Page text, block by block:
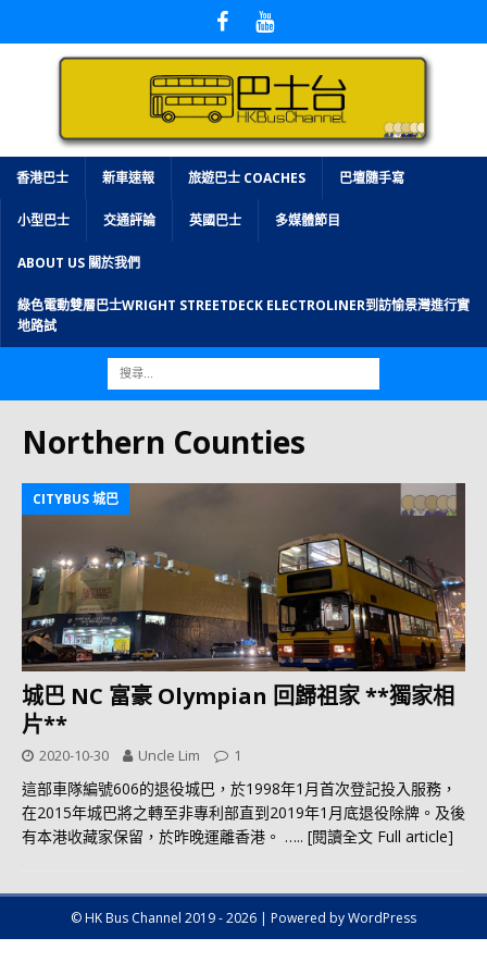
香港巴士 新車速報 旅遊巴士 COACHES 巴壇隨手寫
小型巴士 交通評論 英國巴士 多媒體節目
ABOUT US 關於我們
綠色電動雙層巴士WRIGHT STREETDECK ELECTROLINER到訪愉景灣進行實
地路試
Northern Counties
CITYBUS 城巴
城巴 NC 富豪 Olympian 回歸祖家 **獨家相
片**
2020-10-30 Uncle Lim 1
這部車隊編號606的退役城巴，於1998年1月首次登記投入服務，
在2015年城巴將之轉至非專利部直到2019年1月底退役除牌。及後
有本港收藏家保留，於昨晚運離香港。 ….. [閱讀全文 Full article]
© HK Bus Channel 2019 - 2026 | Powered by WordPress